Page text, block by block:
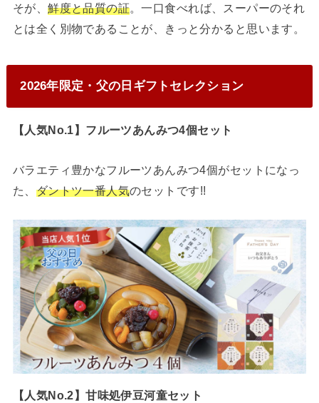
そが、鮮度と品質の証。一口食べれば、スーパーのそれ
とは全く別物であることが、きっと分かると思います。
2026年限定・父の日ギフトセレクション
【人気No.1】フルーツあんみつ4個セット
バラエティ豊かなフルーツあんみつ4個がセットになっ
た、 ダントツ一番人気のセットです!!
【人気No.2】甘味処伊豆河童セット